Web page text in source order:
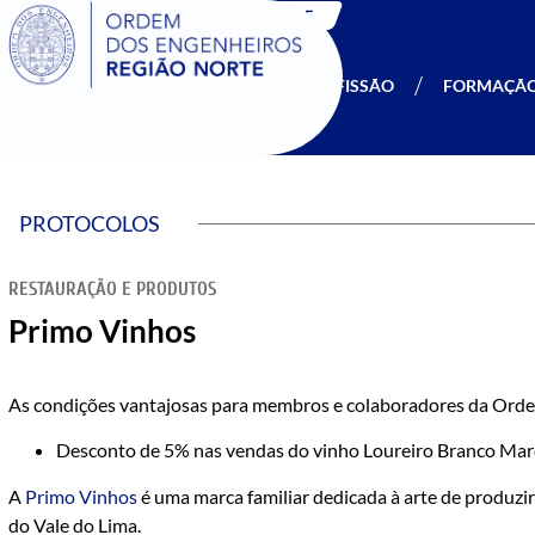
SIGOE
A OERN PROFISSÃO
PROTOCOLOS
RESTAURAÇÃO E PRODUTOS
Primo Vinhos
As condições vantajosas para membros e colaboradores da
Desconto de 5% nas vendas do vinho Loureiro Branco
A Primo Vinhosé uma marca familiar dedicada à arte de
do Vale do Lima.